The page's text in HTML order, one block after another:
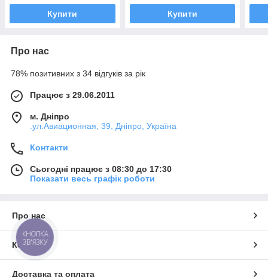
Купити Купити
Про нас
78% позитивних з 34 відгуків за рік
Працює з 29.06.2011
м. Дніпро
.ул.Авиационная, 39, Дніпро, Україна
Контакти
Сьогодні працює з 08:30 до 17:30
Показати весь графік роботи
Про нас
Контакти
Доставка та оплата
КНОПКА
ЗВ'ЯЗКУ